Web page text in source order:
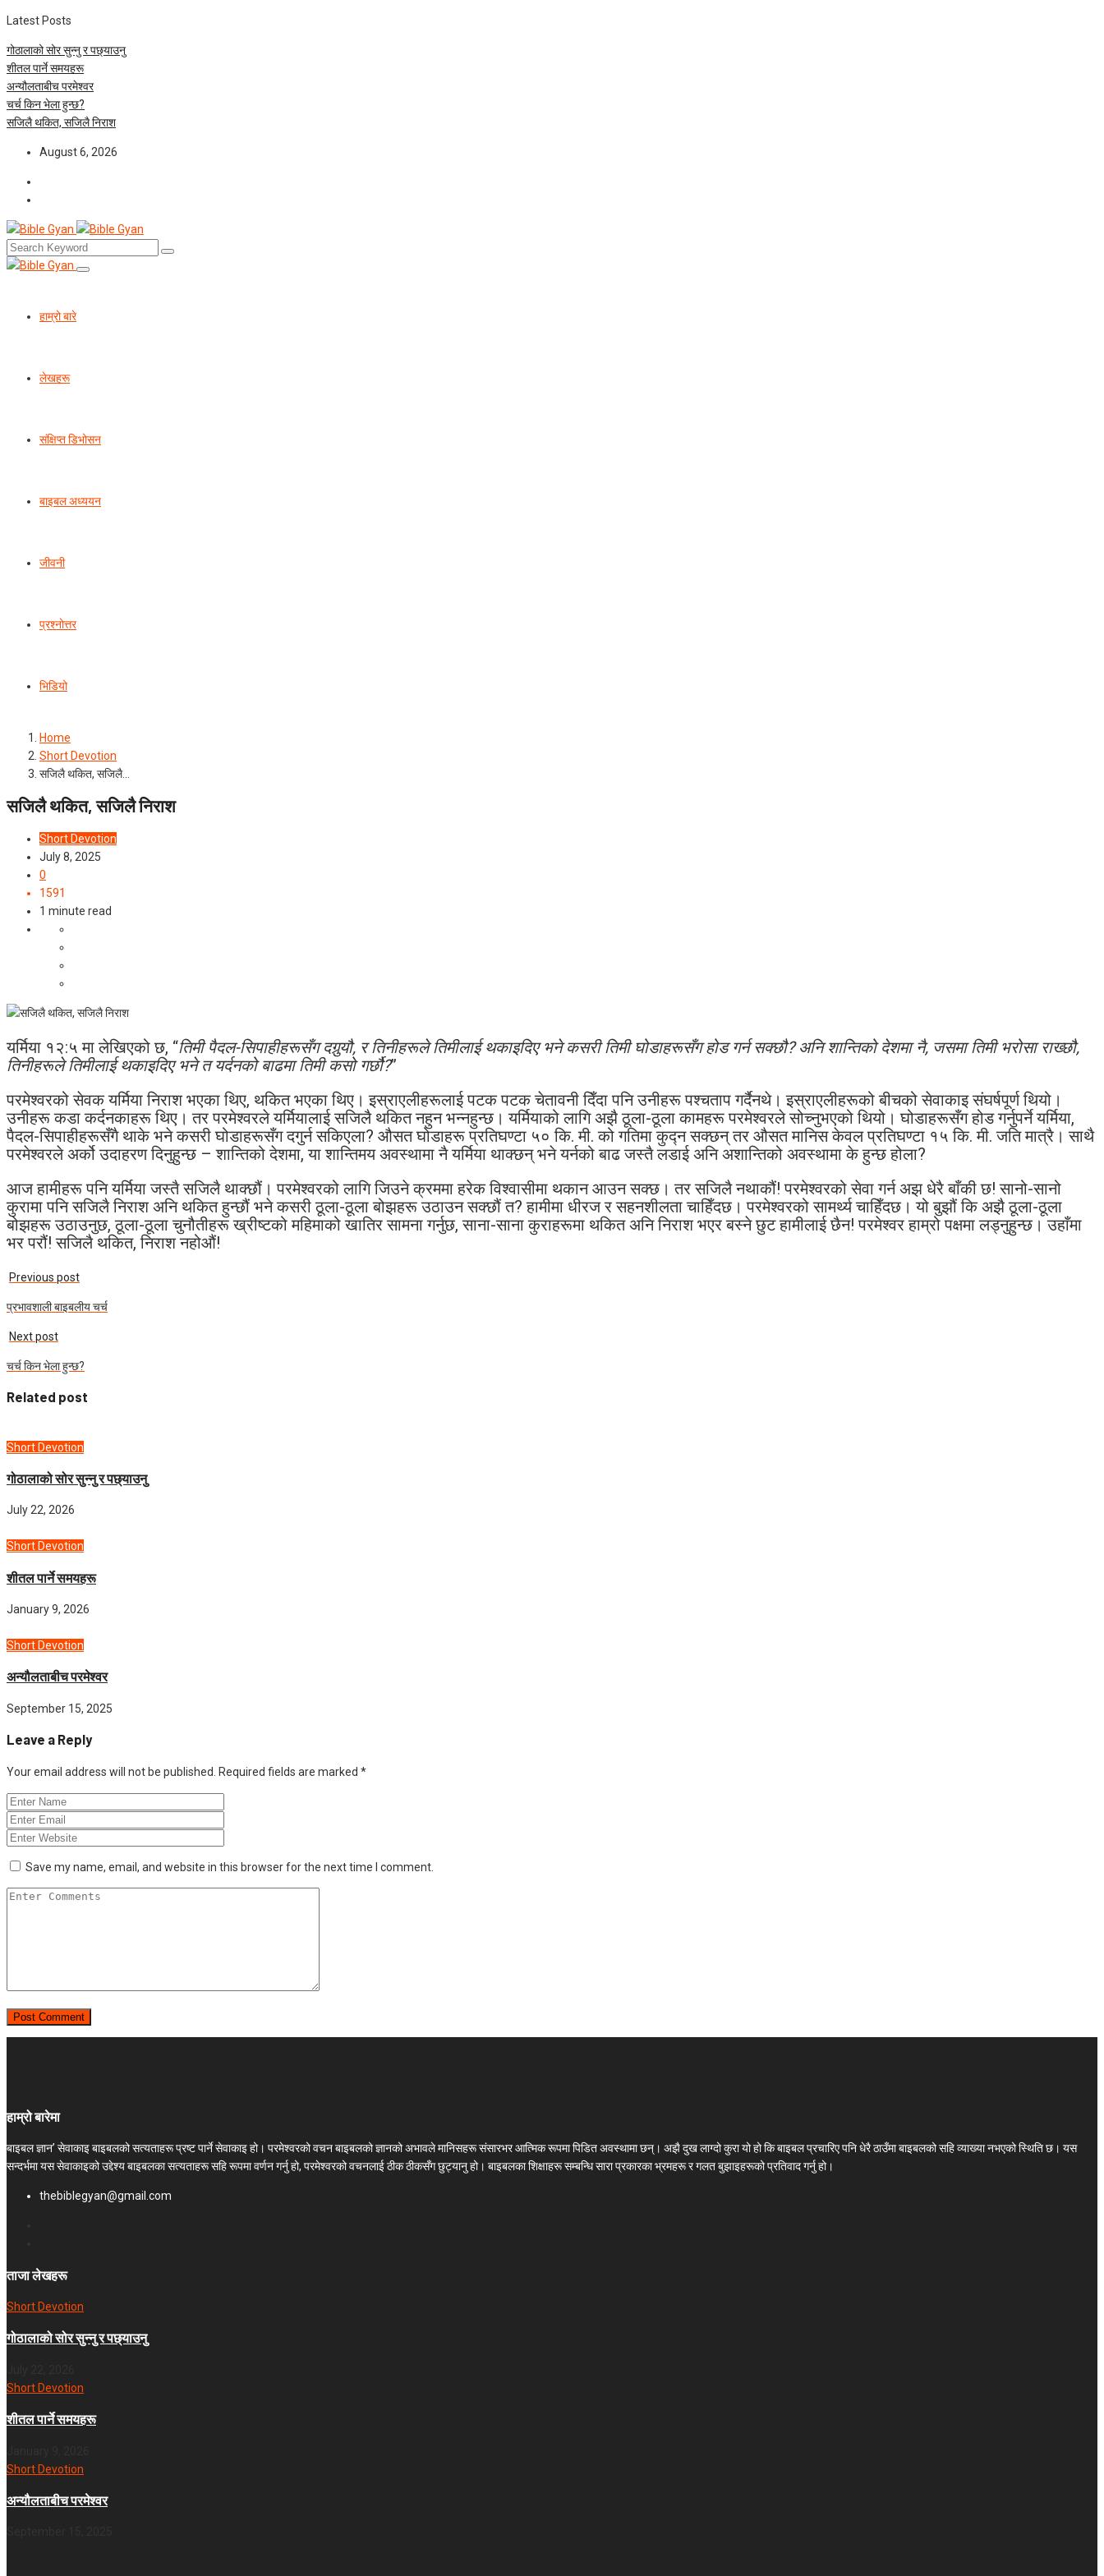
Latest Posts
गोठालाको सोर सुन्नु र पछ्याउनु
शीतल पार्ने समयहरू
अन्यौलताबीच परमेश्‍वर
चर्च किन भेला हुन्छ?
सजिलै थकित, सजिलै निराश
August 6, 2026
हाम्रो बारे
लेखहरू
संक्षिप्त डिभोसन
बाइबल अध्ययन
जीवनी
प्रश्‍नोत्तर
भिडियो
Home
Short Devotion
सजिलै थकित, सजिलै…
सजिलै थकित, सजिलै निराश
Short Devotion
July 8, 2025
0
1591
1 minute read
यर्मिया १२:५ मा लेखिएको छ, “तिमी पैदल-सिपाहीहरूसँग दगुर्‍यौ, र तिनीहरूले तिमीलाई थकाइदिए भने कसरी तिमी घोडाहरूसँग होड गर्न सक्छौ? अनि शान्तिको देशमा नै, जसमा तिमी भरोसा राख्छौ,
तिनीहरूले तिमीलाई थकाइदिए भने त यर्दनको बाढमा तिमी कसो गर्छौ?”
परमेश्‍वरको सेवक यर्मिया निराश भएका थिए, थकित भएका थिए। इस्राएलीहरूलाई पटक पटक चेतावनी दिँदा पनि उनीहरू पश्‍चताप गर्दैनथे। इस्राएलीहरूको बीचको सेवाकाइ संघर्षपूर्ण थियो।
उनीहरू कडा कर्दनकाहरू थिए। तर परमेश्‍वरले यर्मियालाई सजिलै थकित नहुन भन्नहुन्छ। यर्मियाको लागि अझै ठूला-ठूला कामहरू परमेश्‍वरले सोच्नुभएको थियो। घोडाहरूसँग होड गर्नुपर्ने यर्मिया,
पैदल-सिपाहीहरूसँगै थाके भने कसरी घोडाहरूसँग दगुर्न सकिएला? औसत घोडाहरू प्रतिघण्टा ५० कि. मी. को गतिमा कुद्‍न सक्छन् तर औसत मानिस केवल प्रतिघण्टा १५ कि. मी. जति मात्रै। साथै
परमेश्‍वरले अर्को उदाहरण दिनुहुन्छ – शान्तिको देशमा, या शान्तिमय अवस्थामा नै यर्मिया थाक्छन् भने यर्नको बाढ जस्तै लडाई अनि अशान्तिको अवस्थामा के हुन्छ होला?
आज हामीहरू पनि यर्मिया जस्तै सजिलै थाक्छौं। परमेश्‍वरको लागि जिउने क्रममा हरेक विश्‍वासीमा थकान आउन सक्छ। तर सजिलै नथाकौं! परमेश्‍वरको सेवा गर्न अझ धेरै बाँकी छ! सानो-सानो
कुरामा पनि सजिलै निराश अनि थकित हुन्छौं भने कसरी ठूला-ठूला बोझहरू उठाउन सक्छौं त? हामीमा धीरज र सहनशीलता चाहिँदछ। परमेश्‍वरको सामर्थ्य चाहिँदछ। यो बुझौं कि अझै ठूला-ठूला
बोझहरू उठाउनुछ, ठूला-ठूला चुनौतीहरू ख्रीष्टको महिमाको खातिर सामना गर्नुछ, साना-साना कुराहरूमा थकित अनि निराश भएर बस्ने छुट हामीलाई छैन! परमेश्‍वर हाम्रो पक्षमा लड्नुहुन्छ। उहाँमा
भर परौं! सजिलै थकित, निराश नहोऔं!
Previous post
प्रभावशाली बाइबलीय चर्च
Next post
चर्च किन भेला हुन्छ?
Related post
Short Devotion
गोठालाको सोर सुन्नु र पछ्याउनु
July 22, 2026
Short Devotion
शीतल पार्ने समयहरू
January 9, 2026
Short Devotion
अन्यौलताबीच परमेश्‍वर
September 15, 2025
Leave a Reply
Your email address will not be published. Required fields are marked *
Save my name, email, and website in this browser for the next time I comment.
हाम्रो बारेमा
बाइबल ज्ञान’ सेवाकाइ बाइबलको सत्यताहरू प्रष्ट पार्ने सेवाकाइ हो। परमेश्‍वरको वचन बाइबलको ज्ञानको अभावले मानिसहरू संसारभर आत्मिक रूपमा पिडित अवस्थामा छन्। अझै दुख लाग्दो कुरा यो हो कि बाइबल प्रचारिए पनि धेरै ठाउँमा बाइबलको सहि व्याख्या नभएको स्थिति छ। यस
सन्दर्भमा यस सेवाकाइको उद्देश्य बाइबलका सत्यताहरू सहि रूपमा वर्णन गर्नु हो, परमेश्वरको वचनलाई ठीक ठीकसँग छुट्यानु हो। बाइबलका शिक्षाहरू सम्बन्धि सारा प्रकारका भ्रमहरू र गलत बुझाइहरूको प्रतिवाद गर्नु हो।
thebiblegyan@gmail.com
ताजा लेखहरू
Short Devotion
गोठालाको सोर सुन्नु र पछ्याउनु
Short Devotion
शीतल पार्ने समयहरू
Short Devotion
अन्यौलताबीच परमेश्‍वर